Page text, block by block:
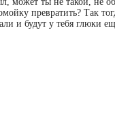
превратить? Так
и будут у тебя глюки